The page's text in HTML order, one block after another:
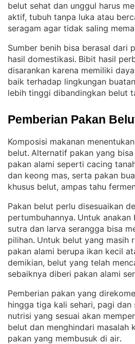
belut sehat dan unggul harus
aktif, tubuh tanpa luka atau
seragam agar tidak saling
Sumber benih bisa berasal dari
hasil domestikasi. Bibit hasil
disarankan karena memiliki
baik terhadap lingkungan
lebih tinggi dibandingkan belut
Pemberian Pakan
Komposisi makanan
belut. Alternatif pakan yang
pakan alami seperti cacing
dan keong mas, serta pakan
khusus belut, ampas tahu
Pakan belut perlu disesuaikan
pertumbuhannya. Untuk anakan
sutra dan larva serangga bisa
pilihan. Untuk belut yang masih
pakan alami berupa ikan kecil
demikian, belut yang telah
sebaiknya diberi pakan alami
Pemberian pakan yang
hingga tiga kali sehari, pagi dan
nutrisi yang sesuai akan
belut dan menghindari masalah
pakan yang membusuk di air.